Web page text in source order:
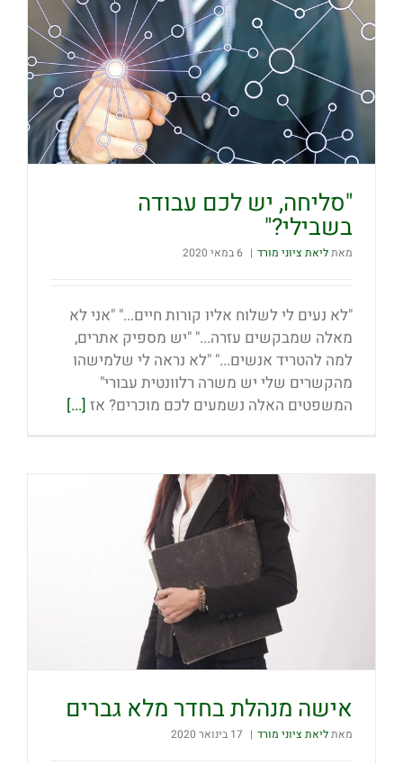
"סליחה, יש לכם עבודה
בשבילי?"
מאתליאת ציוני מורד | 6 במאי 2020
"לא נעים לי לשלוח אליו קורות חיים..." "אני לא
מאלה שמבקשים עזרה..." "יש מספיק אתרים,
למה להטריד אנשים..." "לא נראה לי שלמישהו
מהקשרים שלי יש משרה רלוונטית עבורי"
המשפטים האלה נשמעים לכם מוכרים? אז [...]
אישה מנהלת בחדר מלא גברים
מאתליאת ציוני מורד | 17 בינואר 2020